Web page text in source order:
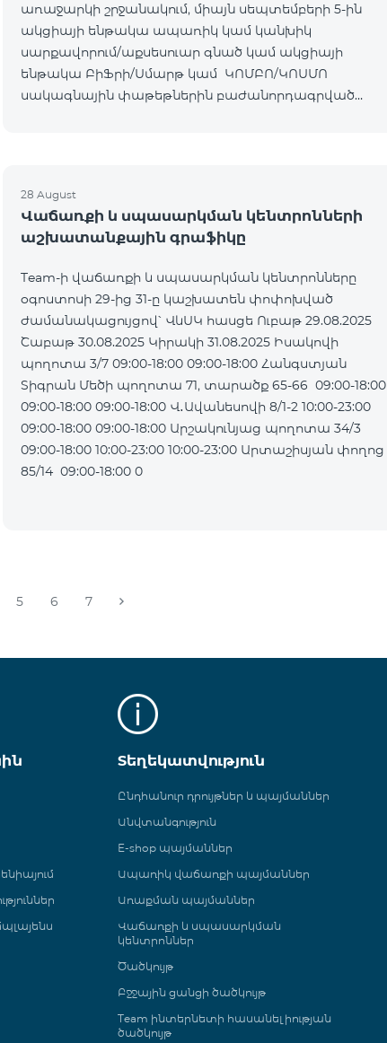
առաջարկի շրջանակում, միայն սեպտեմբերի 5-ին
ակցիայի ենթակա ապառիկ կամ կանխիկ
սարքավորում/աքսեսուար գնած կամ ակցիայի
ենթակա ԲիՖրի/Սմարթ կամ ԿՈՄԲՈ/ԿՈՍՄՈ
սակագնային փաթեթներին բաժանորդագրված
28 August
Վաճառքի և սպասարկման կենտրոնների
աշխատանքային գրաֆիկը
Team-ի վաճառքի և սպասարկման կենտրոնները
օգոստոսի 29-ից 31-ը կաշխատեն փոփոխված
ժամանակացույցով՝ ՎևՍԿ հասցե Ուբաթ 29.08.2025
Շաբաթ 30.08.2025 Կիրակի 31.08.2025 Իսակովի
պողոտա 3/7 09:00-18:00 09:00-18:00 Հանգստյան
Տիգրան Մեծի պողոտա 71, տարածք 65-66 09:00-18:00
09:00-18:00 09:00-18:00 Վ․Ավանեսովի 8/1-2 10:00-23:00
09:00-18:00 09:00-18:00 Արշակունյաց պողոտա 34/3
09:00-18:00 10:00-23:00 10:00-23:00 Արտաշիսյան փողոց
85/14 09:00-18:00 0
5 6 7
Տեղեկատվություն
Ընդհանուր դրույթներ և պայմաններ
Անվտանգություն
E-shop պայմաններ
Ապառիկ վաճառքի պայմաններ
Առաքման պայմաններ
Վաճառքի և սպասարկման
կենտրոններ
Ծածկույթ
Բջջային ցանցի ծածկույթ
Team ինտերնետի հասանելիության
ծածկույթ